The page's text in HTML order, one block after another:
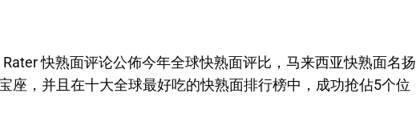
快熟面评论公佈今年全球快熟面评比，马来西亚快熟面名扬
座，并且在十大全球最好吃的快熟面排行榜中，成功抢佔5个位